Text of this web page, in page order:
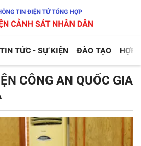
TIN TỨC - SỰ KIỆN ĐÀO TẠO HỢP
CÔNG AN QUỐC GIA